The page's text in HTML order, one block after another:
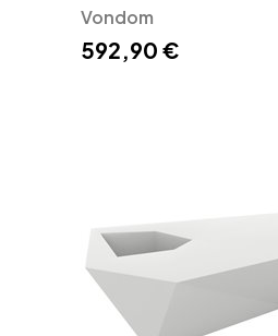
Vondom
592,90 €